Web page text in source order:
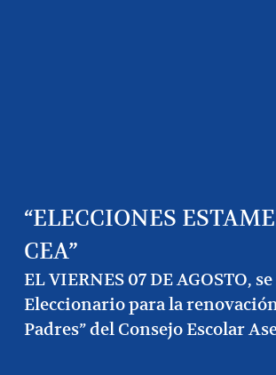
“ELECCIONES
CEA”
EL VIERNES 07 DE AGOSTO,
Eleccionario para la
Padres” del Consejo Escolar